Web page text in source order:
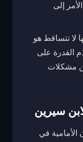
إلى
لا تتساقط هو
القدرة على
من مشكلات
سيرين
الأمامية في